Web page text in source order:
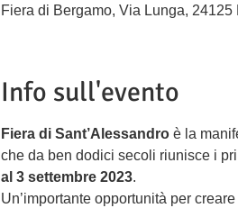
Fiera di Bergamo, Via Lunga, 24125
Info sull'evento
Fiera di Sant’Alessandro è la
che da ben dodici secoli riunisce i
al 3 settembre 2023.
Un’importante opportunità per